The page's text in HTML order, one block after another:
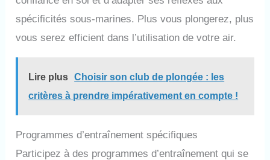
spécificités sous-marines. Plus vous plongerez, plus
vous serez efficient dans l’utilisation de votre air.
Lire plus Choisir son club de plongée : les
critères à prendre impérativement en compte !
Programmes d’entraînement spécifiques
Participez à des programmes d’entraînement qui se